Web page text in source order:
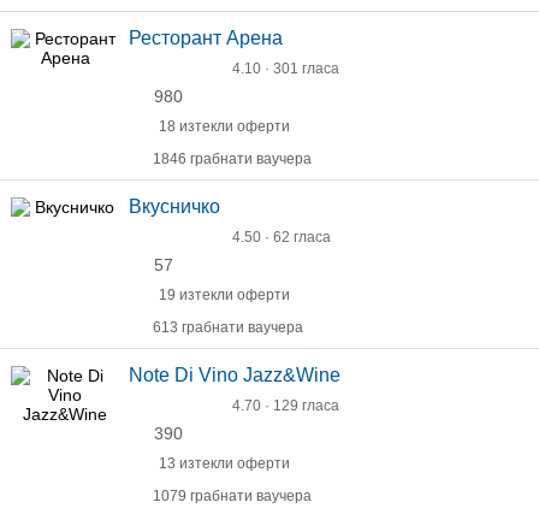
Ресторант Арена
4.10 · 301 гласа
980
18 изтекли оферти
1846 грабнати ваучера
Вкусничко
4.50 · 62 гласа
57
19 изтекли оферти
613 грабнати ваучера
Note Di Vino Jazz&Wine
4.70 · 129 гласа
390
13 изтекли оферти
1079 грабнати ваучера